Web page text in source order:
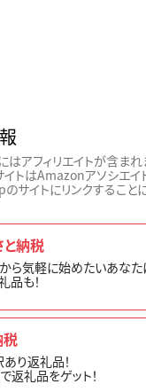
はアフィリエイトが含まれ
トはAmazonアソシエイ
サイトにリンクすること
納税
から気軽に始めたいあなた
品も！
税
り返礼品！
礼品をゲット！